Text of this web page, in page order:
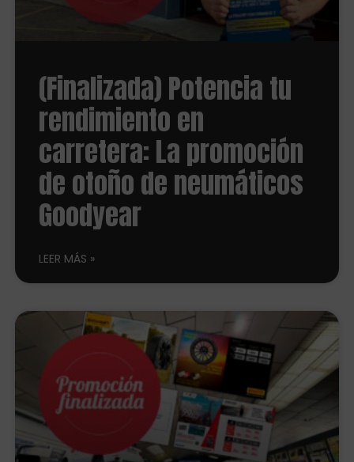
(Finalizada) Potencia tu
rendimiento en
carretera: La promoción
de otoño de neumáticos
Goodyear
LEER MÁS